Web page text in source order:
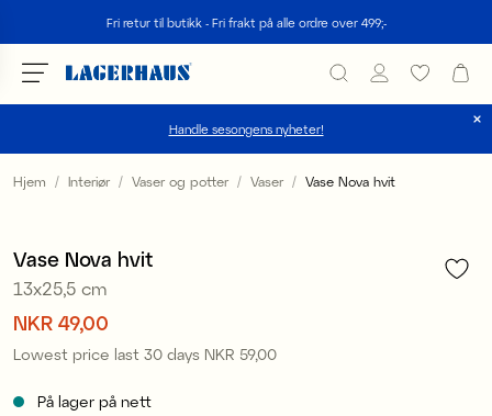
Fri retur til butikk - Fri frakt på alle ordre over 499;-
Handle sesongens nyheter!
velg språk / valuta
FI / EUR
NO / NKR
SE / SEK
Hjem Interiør Vaser og potter Vaser Vase Nova hvit
Vase Nova hvit
13x25,5 cm
Pris :NKR 49,00
NKR 49,00
Lowest price last 30 days Pris :NKR 59,00
NKR 59,00
På lager på nett